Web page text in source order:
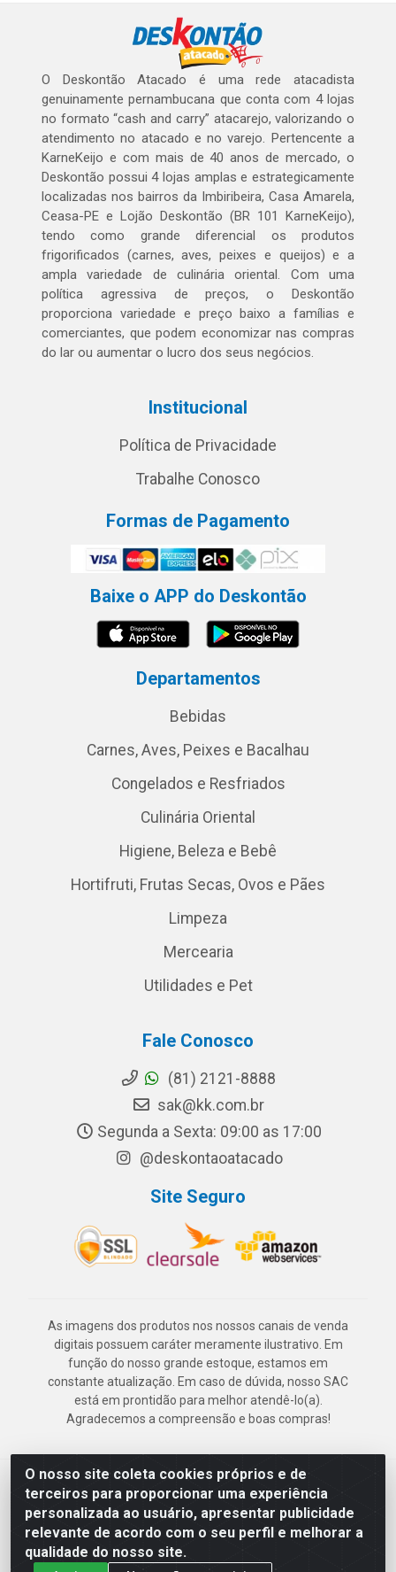
O nosso site coleta cookies próprios e de
terceiros para proporcionar uma experiência
personalizada ao usuário, apresentar publicidade
relevante de acordo com o seu perfil e melhorar a
qualidade do nosso site.
O Deskontão Atacado é uma rede atacadista
genuinamente pernambucana que conta com 4 lojas
no formato “cash and carry” atacarejo, valorizando o
atendimento no atacado e no varejo. Pertencente a
KarneKeijo e com mais de 40 anos de mercado, o
Deskontão possui 4 lojas amplas e estrategicamente
localizadas nos bairros da Imbiribeira, Casa Amarela,
Ceasa-PE e Lojão Deskontão (BR 101 KarneKeijo),
tendo como grande diferencial os produtos
frigorificados (carnes, aves, peixes e queijos) e a
ampla variedade de culinária oriental. Com uma
política agressiva de preços, o Deskontão
proporciona variedade e preço baixo a famílias e
comerciantes, que podem economizar nas compras
do lar ou aumentar o lucro dos seus negócios.
Institucional
Política de Privacidade
Trabalhe Conosco
Formas de Pagamento
Baixe o APP do Deskontão
Departamentos
Bebidas
Carnes, Aves, Peixes e Bacalhau
Congelados e Resfriados
Culinária Oriental
Higiene, Beleza e Bebê
Hortifruti, Frutas Secas, Ovos e Pães
Limpeza
Mercearia
Utilidades e Pet
Fale Conosco
(81) 2121-8888
sak@kk.com.br
Segunda a Sexta: 09:00 as 17:00
@deskontaoatacado
Site Seguro
As imagens dos produtos nos nossos canais de venda
digitais possuem caráter meramente ilustrativo. Em
função do nosso grande estoque, estamos em
constante atualização. Em caso de dúvida, nosso SAC
está em prontidão para melhor atendê-lo(a).
Agradecemos a compreensão e boas compras!
Deskontão Atacado - Av. Marechal Mascarenhas de Morais, 2471 -
Imbiribeira - Recife/PE - CEP 51.150-001 - CNPJ 24.150.377/0003-
57